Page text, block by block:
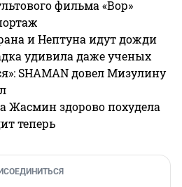
фильма «Вор»
и Нептуна идут дожди
удивила даже ученых
SHAMAN довел Мизулину
Жасмин здорово похудела
теперь